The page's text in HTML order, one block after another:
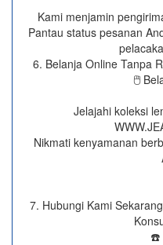
Kami menjamin
Pantau status pesanan
6. Belanja Online Tanpa
🖱️
Jelajahi koleksi
Nikmati kenyamanan
7. Hubungi Kami
☎️